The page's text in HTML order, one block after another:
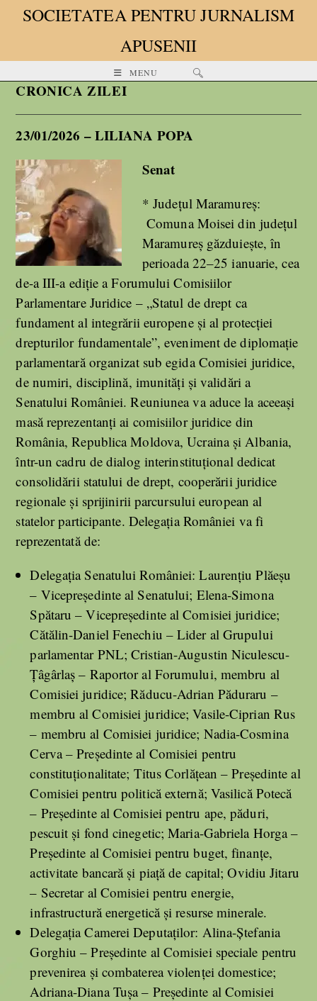
SOCIETATEA PENTRU JURNALISM
APUSENII
MENU
CRONICA ZILEI
23/01/2026 – LILIANA POPA
Senat
* Județul Maramureș:
Comuna Moisei din județul
Maramureș găzduiește, în
perioada 22–25 ianuarie, cea
de-a III-a ediție a Forumului Comisiilor
Parlamentare Juridice – „Statul de drept ca
fundament al integrării europene și al protecției
drepturilor fundamentale”, eveniment de diplomație
parlamentară organizat sub egida Comisiei juridice,
de numiri, disciplină, imunități și validări a
Senatului României. Reuniunea va aduce la aceeași
masă reprezentanți ai comisiilor juridice din
România, Republica Moldova, Ucraina și Albania,
într-un cadru de dialog interinstituțional dedicat
consolidării statului de drept, cooperării juridice
regionale și sprijinirii parcursului european al
statelor participante. Delegația României va fi
reprezentată de:
Delegația Senatului României: Laurențiu Plăeșu
– Vicepreședinte al Senatului; Elena-Simona
Spătaru – Vicepreședinte al Comisiei juridice;
Cătălin-Daniel Fenechiu – Lider al Grupului
parlamentar PNL; Cristian-Augustin Niculescu-
Țâgârlaș – Raportor al Forumului, membru al
Comisiei juridice; Răducu-Adrian Păduraru –
membru al Comisiei juridice; Vasile-Ciprian Rus
– membru al Comisiei juridice; Nadia-Cosmina
Cerva – Președinte al Comisiei pentru
constituționalitate; Titus Corlățean – Președinte al
Comisiei pentru politică externă; Vasilică Potecă
– Președinte al Comisiei pentru ape, păduri,
pescuit și fond cinegetic; Maria-Gabriela Horga –
Președinte al Comisiei pentru buget, finanțe,
activitate bancară și piață de capital; Ovidiu Jitaru
– Secretar al Comisiei pentru energie,
infrastructură energetică și resurse minerale.
Delegația Camerei Deputaților: Alina-Ștefania
Gorghiu – Președinte al Comisiei speciale pentru
prevenirea și combaterea violenței domestice;
Adriana-Diana Tușa – Președinte al Comisiei